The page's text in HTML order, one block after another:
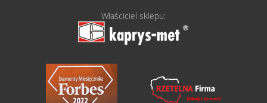
Właściciel sklepu: